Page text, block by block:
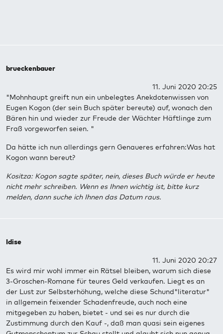
brueckenbauer
11. Juni 2020 20:25
"Mohnhaupt greift nun ein unbelegtes Anekdotenwissen von
Eugen Kogon (der sein Buch später bereute) auf, wonach den
Bären hin und wieder zur Freude der Wächter Häftlinge zum
Fraß vorgeworfen seien. "
Da hätte ich nun allerdings gern Genaueres erfahren:Was hat
Kogon wann bereut?
Kositza: Kogon sagte später, nein, dieses Buch würde er heute
nicht mehr schreiben. Wenn es Ihnen wichtig ist, bitte kurz
melden, dann suche ich Ihnen das Datum raus.
Idise
11. Juni 2020 20:27
Es wird mir wohl immer ein Rätsel bleiben, warum sich diese
3-Groschen-Romane für teures Geld verkaufen. Liegt es an
der Lust zur Selbsterhöhung, welche diese Schund"literatur"
in allgemein feixender Schadenfreude, auch noch eine
mitgegeben zu haben, bietet - und sei es nur durch die
Zustimmung durch den Kauf -, daß man quasi sein eigenes